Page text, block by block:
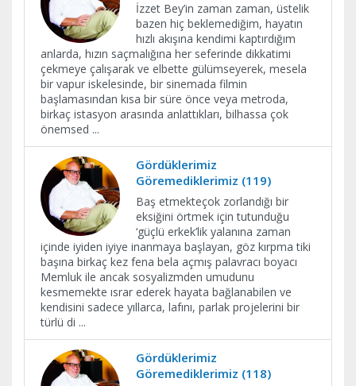
İzzet Bey’in zaman zaman, üstelik
bazen hiç beklemediğim, hayatın
hızlı akışına kendimi kaptırdığım
anlarda, hızın saçmalığına her seferinde dikkatimi
çekmeye çalışarak ve elbette gülümseyerek, mesela
bir vapur iskelesinde, bir sinemada filmin
başlamasından kısa bir süre önce veya metroda,
birkaç istasyon arasında anlattıkları, bilhassa çok
önemsed ...
Gördüklerimiz
Göremediklerimiz (119)
Baş etmekteçok zorlandığı bir
eksiğini örtmek için tutunduğu
‘güçlü erkek’lik yalanına zaman
içinde iyiden iyiye inanmaya başlayan, göz kırpma tiki
başına birkaç kez fena bela açmış palavracı boyacı
Memluk ile ancak sosyalizmden umudunu
kesmemekte ısrar ederek hayata bağlanabilen ve
kendisini sadece yıllarca, lafını, parlak projelerini bir
türlü di ...
Gördüklerimiz
Göremediklerimiz (118)